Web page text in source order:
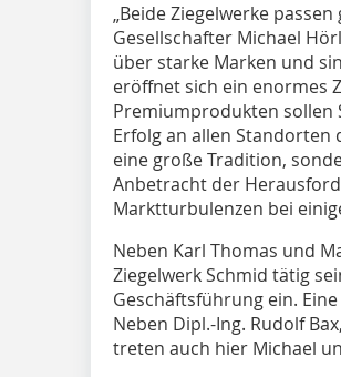
„Beide Ziegelwerke
Gesellschafter Michael
über starke Marken und
eröffnet sich ein enormes
Premiumprodukten sollen
Erfolg an allen Standorten
eine große Tradition,
Anbetracht der
Marktturbulenzen bei
Neben Karl Thomas und
Ziegelwerk Schmid tätig
Geschäftsführung ein.
Neben Dipl.-Ing. Rudolf
treten auch hier Michael